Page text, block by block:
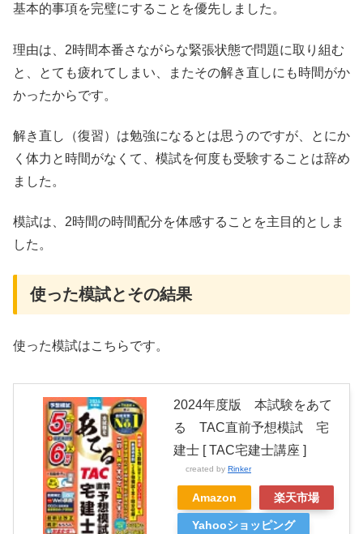
基本的事項を完璧にすることを優先しました。
理由は、2時間本番さながらな緊張状態で問題に取り組む
と、とても疲れてしまい、またその解き直しにも時間がか
かったからです。
解き直し（復習）は勉強になるとは思うのですが、とにか
く体力と時間がなくて、模試を何度も受験することは辞め
ました。
模試は、2時間の時間配分を体感することを主目的としま
した。
使った模試とその結果
使った模試はこちらです。
2024年度版 本試験をあて
る TAC直前予想模試 宅
建士 [ TAC宅建士講座 ]
created by Rinker
Amazon 楽天市場
Yahooショッピング